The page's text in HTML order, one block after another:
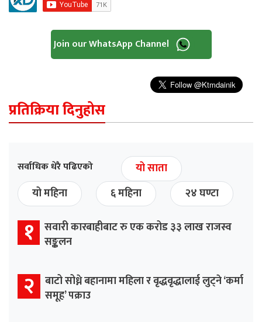
Join our WhatsApp Channel
प्रतिक्रिया दिनुहोस
सर्वाधिक धेरै पढिएको
यो साता
यो महिना
६ महिना २४ घण्टा
१
सवारी कारबाहीबाट रु एक करोड ३३ लाख राजस्व
सङ्कलन
२
बाटो सोध्ने बहानामा महिला र वृद्धवृद्धालाई लुट्ने ‘कर्मा
समूह’ पक्राउ